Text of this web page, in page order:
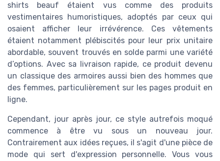
shirts beauf étaient vus comme des produits
vestimentaires humoristiques, adoptés par ceux qui
osaient afficher leur irrévérence. Ces vêtements
étaient notamment plébiscités pour leur prix unitaire
abordable, souvent trouvés en solde parmi une variété
d’options. Avec sa livraison rapide, ce produit devenu
un classique des armoires aussi bien des hommes que
des femmes, particulièrement sur les pages produit en
ligne.
Cependant, jour après jour, ce style autrefois moqué
commence à être vu sous un nouveau jour.
Contrairement aux idées reçues, il s'agit d'une pièce de
mode qui sert d'expression personnelle. Vous vous